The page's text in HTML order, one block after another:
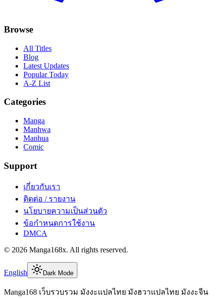
Browse
All Titles
Blog
Latest Updates
Popular Today
A-Z List
Categories
Manga
Manhwa
Manhua
Comic
Support
เกี่ยวกับเรา
ติดต่อ / รายงาน
นโยบายความเป็นส่วนตัว
ข้อกำหนดการใช้งาน
DMCA
© 2026 Manga168x. All rights reserved.
English Dark Mode
Manga168 เว็บรวบรวม มังงะแปลไทย มังฮวาแปลไทย มังงะจีน